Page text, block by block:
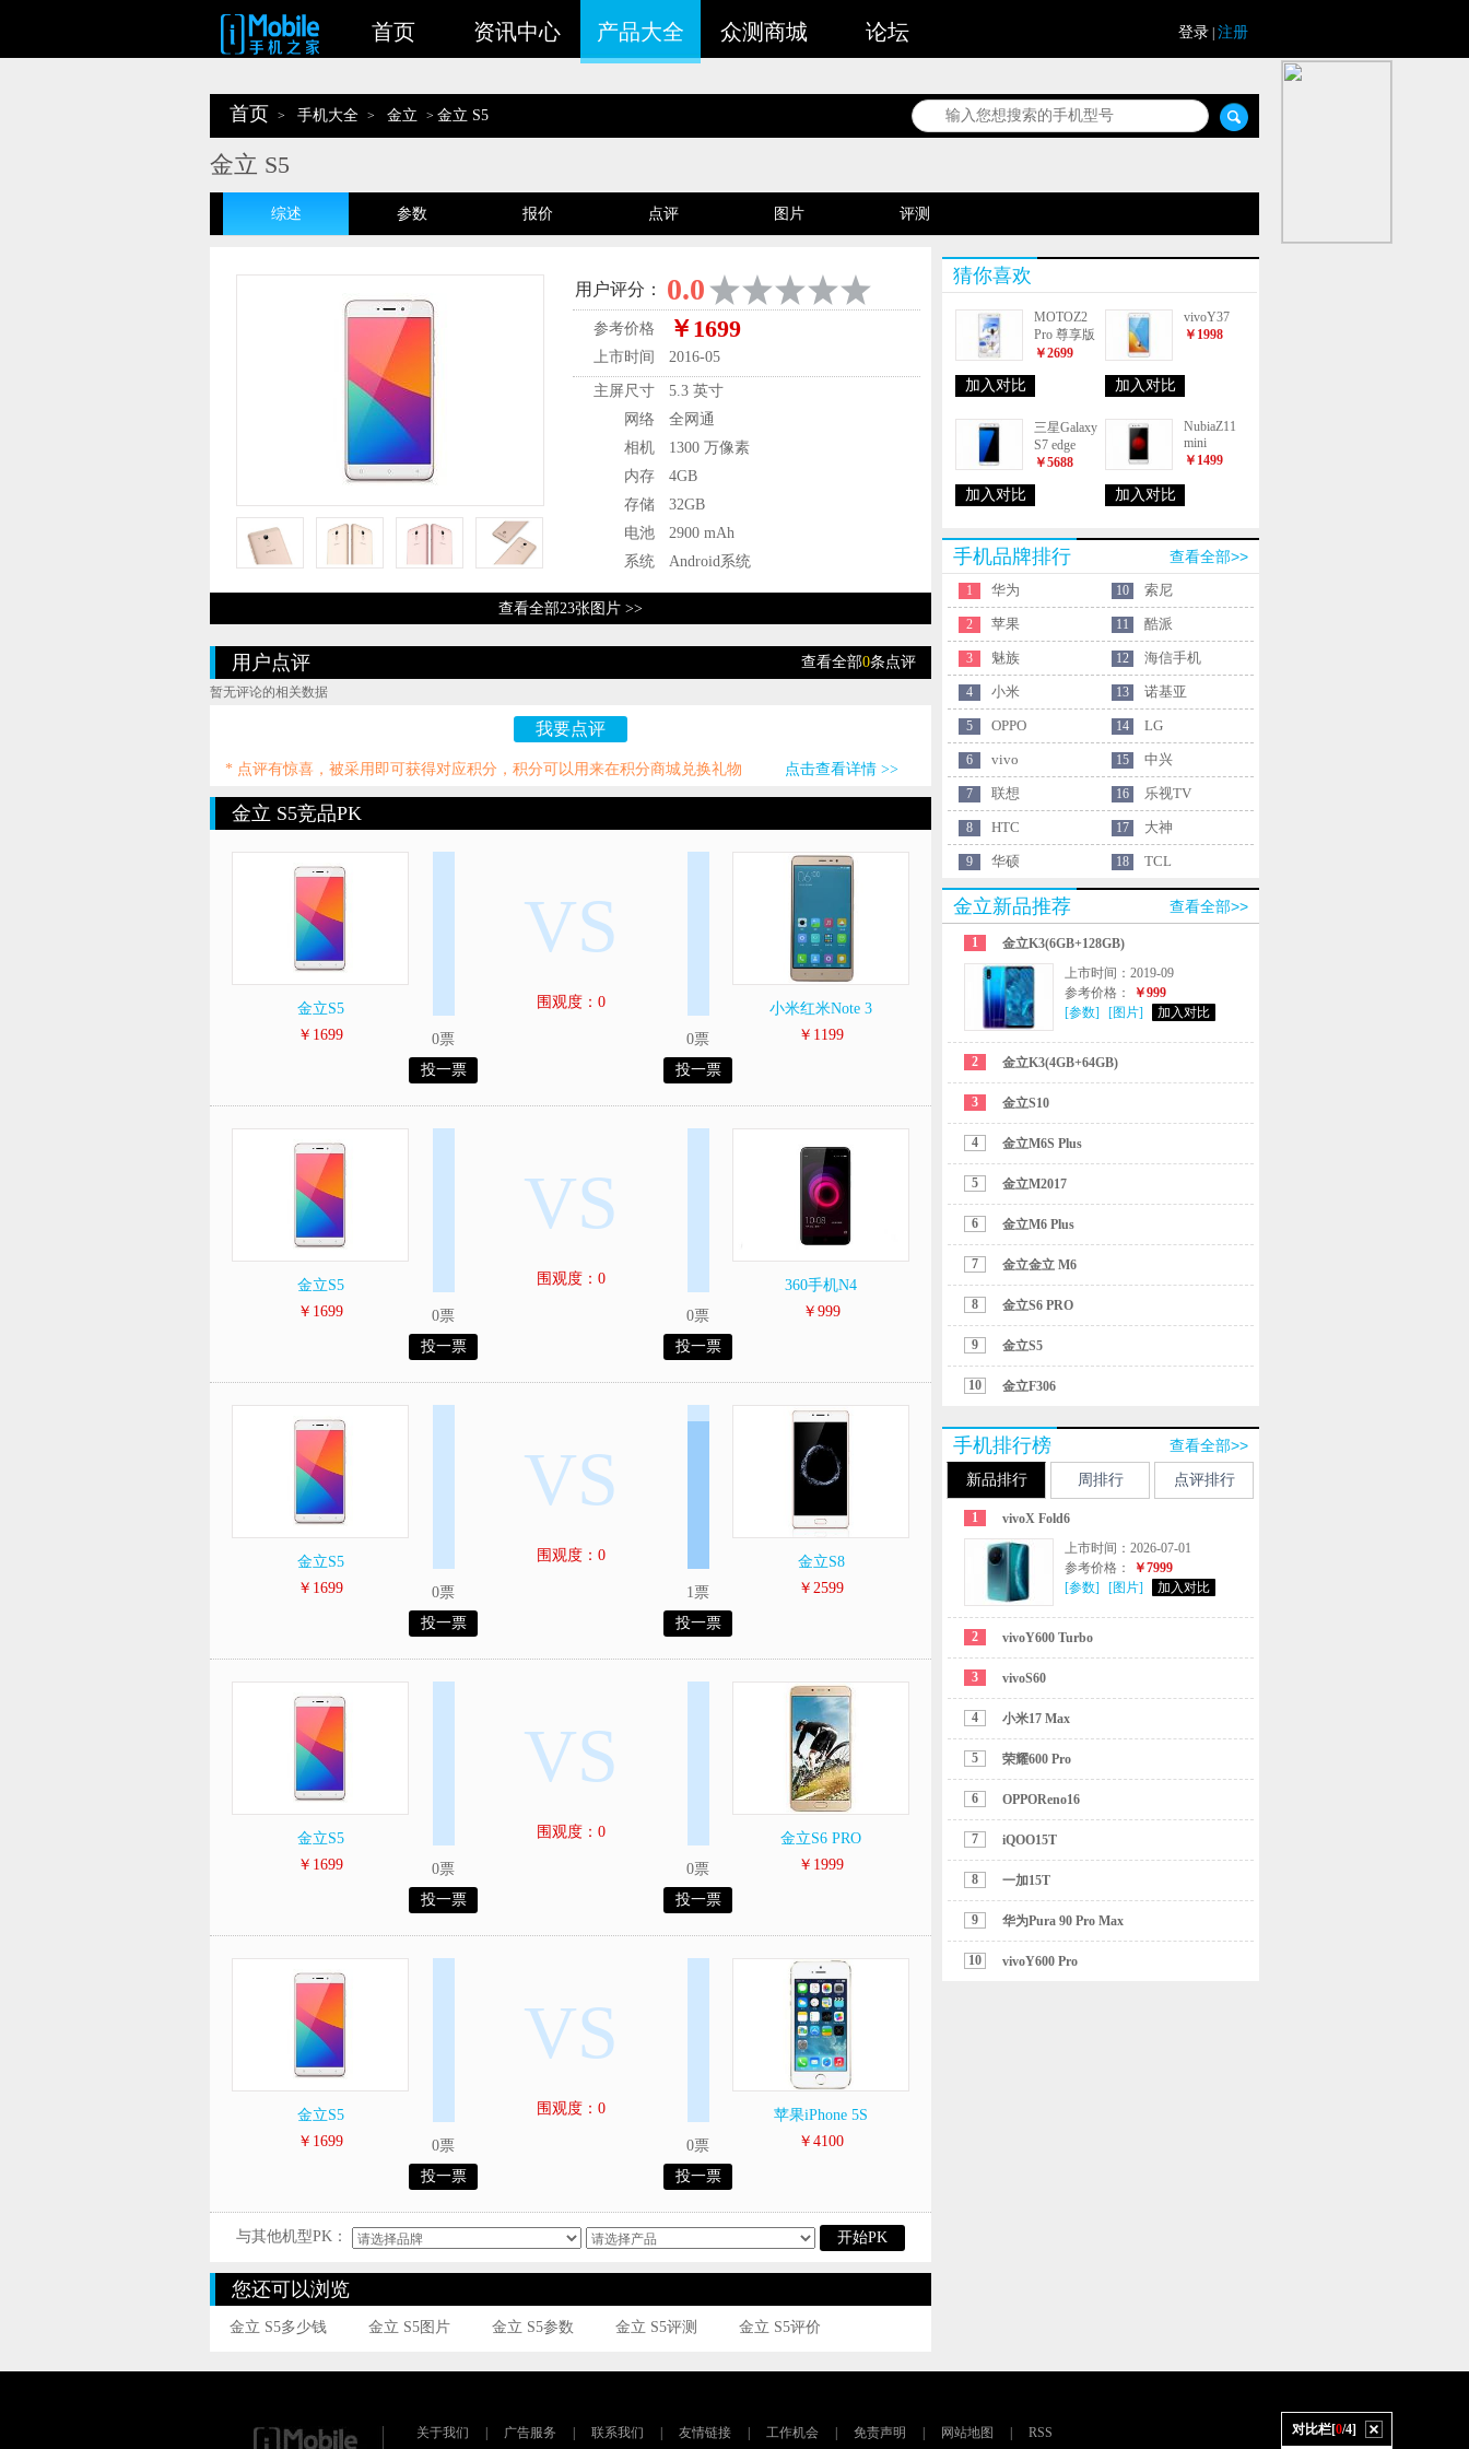
登录 注册
首页 资讯中心 产品大全 众测商城 论坛
首页 > 手机大全 > 金立 > 金立 S5
金立 S5
综述 参数 报价 点评 图片 评测
用户评分： 0.0
参考价格 ￥1699
上市时间 2016-05
主屏尺寸
5.3 英寸
网络
全网通
相机
1300 万像素
内存
4GB
存储
32GB
电池
2900 mAh
系统
Android系统
查看全部23张图片 >>
查看全部0条点评
用户点评
暂无评论的相关数据
我要点评
点击查看详情 >>
* 点评有惊喜，被采用即可获得对应积分，积分可以用来在积分商城兑换礼物
金立 S5竞品PK
金立S5
￥1699
0票
投一票
VS
围观度：0
0票
投一票
小米红米Note 3
￥1199
金立S5
￥1699
0票
投一票
VS
围观度：0
0票
投一票
360手机N4
￥999
金立S5
￥1699
0票
投一票
VS
围观度：0
1票
投一票
金立S8
￥2599
金立S5
￥1699
0票
投一票
VS
围观度：0
0票
投一票
金立S6 PRO
￥1999
金立S5
￥1699
0票
投一票
VS
围观度：0
0票
投一票
苹果iPhone 5S
￥4100
与其他机型PK： 开始PK
您还可以浏览
金立 S5多少钱 金立 S5图片 金立 S5参数 金立 S5评测 金立 S5评价
猜你喜欢
MOTOZ2
Pro 尊享版
￥2699
加入对比
vivoY37
￥1998
加入对比
三星Galaxy
S7 edge
￥5688
加入对比
NubiaZ11
mini
￥1499
加入对比
查看全部>>
手机品牌排行
1 华为 10 索尼
2 苹果 11 酷派
3 魅族 12 海信手机
4 小米 13 诺基亚
5 OPPO 14 LG
6 vivo 15 中兴
7 联想 16 乐视TV
8 HTC 17 大神
9 华硕 18 TCL
查看全部>>
金立新品推荐
1
金立K3(6GB+128GB)
上市时间：2019-09
参考价格：
￥999
[参数]
[图片] 加入对比
2 金立K3(4GB+64GB)
3 金立S10
4 金立M6S Plus
5 金立M2017
6 金立M6 Plus
7 金立金立 M6
8 金立S6 PRO
9 金立S5
10 金立F306
查看全部>>
手机排行榜
新品排行 周排行 点评排行
1
vivoX Fold6
上市时间：2026-07-01
参考价格：
￥7999
[参数]
[图片] 加入对比
2 vivoY600 Turbo
3 vivoS60
4 小米17 Max
5 荣耀600 Pro
6 OPPOReno16
7 iQOO15T
8 一加15T
9 华为Pura 90 Pro Max
10 vivoY600 Pro
关于我们 | 广告服务 | 联系我们 | 友情链接 | 工作机会 | 免责声明 | 网站地图 | RSS 对比栏[0/4]